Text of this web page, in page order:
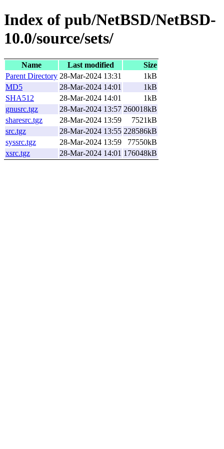
Index of pub/NetBSD/NetBSD-
10.0/source/sets/
Name Last modified
Size
Parent Directory 28-Mar-2024 13:31
1kB
MD5
28-Mar-2024 14:01
1kB
SHA512
28-Mar-2024 14:01
1kB
gnusrc.tgz
28-Mar-2024 13:57 260018kB
sharesrc.tgz
28-Mar-2024 13:59
7521kB
src.tgz
28-Mar-2024 13:55 228586kB
syssrc.tgz
28-Mar-2024 13:59
77550kB
xsrc.tgz
28-Mar-2024 14:01 176048kB